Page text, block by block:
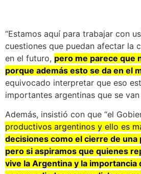
“Estamos aquí para trabajar con
cuestiones que puedan afectar la
en el futuro, pero me parece que
porque además esto se da en el
equivocado interpretar que eso
importantes argentinas que se
Además, insistió con que “el
productivos argentinos y ello es
decisiones como el cierre de
pero si aspiramos que quienes
vive la Argentina y la